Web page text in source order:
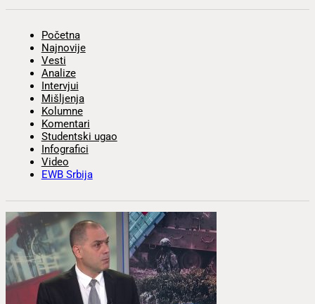
Početna
Najnovije
Vesti
Analize
Intervjui
Mišljenja
Kolumne
Komentari
Studentski ugao
Infografici
Video
EWB Srbija